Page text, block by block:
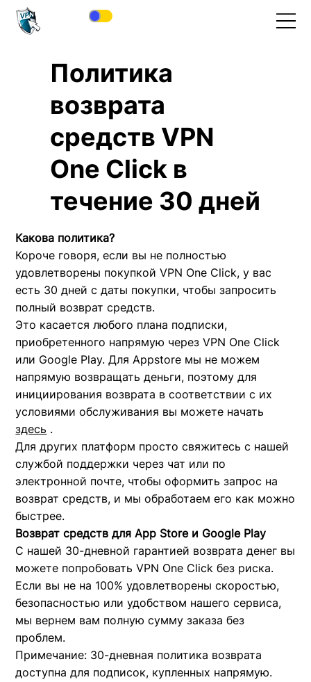
Политика
возврата
средств VPN
One Click в
течение 30 дней
Какова политика?
Короче говоря, если вы не полностью
удовлетворены покупкой VPN One Click, у вас
есть 30 дней с даты покупки, чтобы запросить
полный возврат средств.
Это касается любого плана подписки,
приобретенного напрямую через VPN One Click
или Google Play. Для Appstore мы не можем
напрямую возвращать деньги, поэтому для
инициирования возврата в соответствии с их
условиями обслуживания вы можете начать
здесь .
Для других платформ просто свяжитесь с нашей
службой поддержки через чат или по
электронной почте, чтобы оформить запрос на
возврат средств, и мы обработаем его как можно
быстрее.
Возврат средств для App Store и Google Play
С нашей 30-дневной гарантией возврата денег вы
можете попробовать VPN One Click без риска.
Если вы не на 100% удовлетворены скоростью,
безопасностью или удобством нашего сервиса,
мы вернем вам полную сумму заказа без
проблем.
Примечание: 30-дневная политика возврата
доступна для подписок, купленных напрямую.